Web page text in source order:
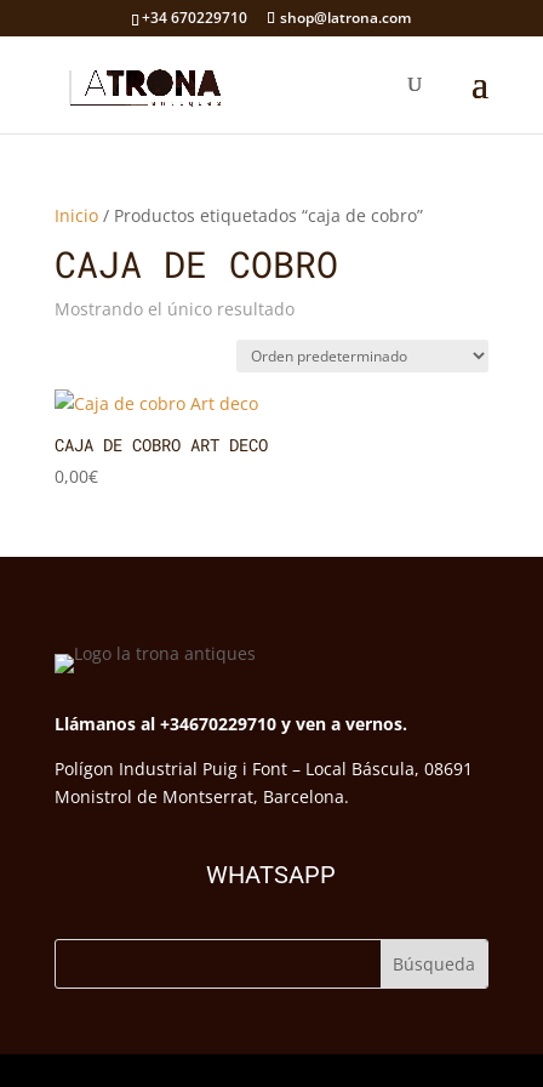
+34 670229710 shop@latrona.com
Inicio/ Productos etiquetados “caja de cobro”
CAJA DE COBRO
Mostrando el único resultado
CAJA DE COBRO ART DECO
0,00€
Llámanos al +34670229710 y ven a vernos.
Polígon Industrial Puig i Font – Local Báscula, 08691
Monistrol de Montserrat, Barcelona.
WHATSAPP